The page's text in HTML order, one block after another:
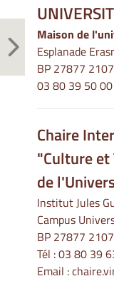
Maison de
Esplanade
BP 27877
03 80 39 50 00
Chaire
"Culture
de
Institut Jules
Campus
BP 27877
Tél :03 80 39
Email :